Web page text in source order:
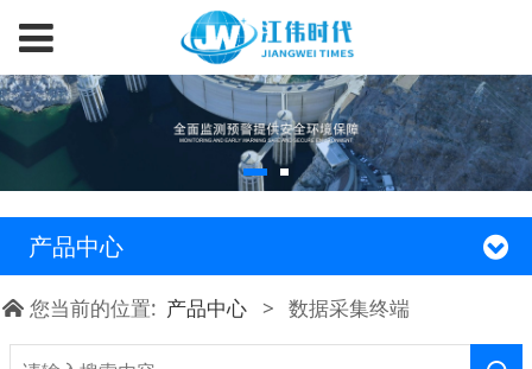
产品中心
您当前的位置: 产品中心 > 数据采集终端